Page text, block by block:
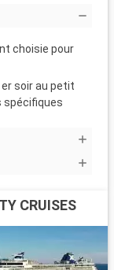
choisie pour
soir au petit
spécifiques
CRUISES